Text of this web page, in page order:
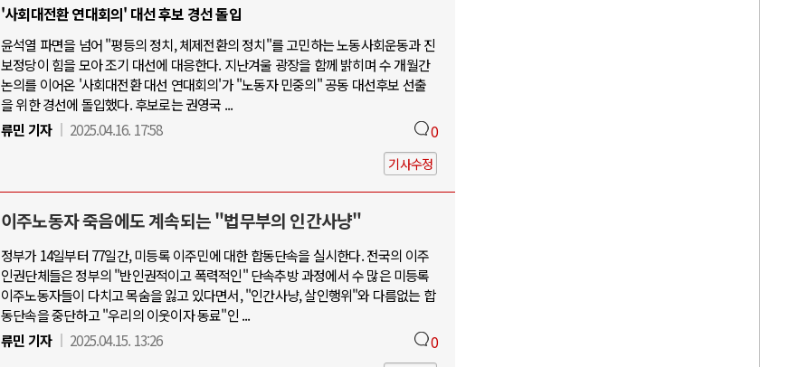
'사회대전환 연대회의' 대선 후보 경선 돌입
윤석열 파면을 넘어 "평등의 정치, 체제전환의 정치"를 고민하는 노동사회운동과 진
보정당이 힘을 모아 조기 대선에 대응한다. 지난겨울 광장을 함께 밝히며 수 개월간
논의를 이어온 '사회대전환 대선 연대회의'가 "노동자 민중의" 공동 대선후보 선출
을 위한 경선에 돌입했다. 후보로는 권영국 ...
류민 기자
2025.04.16. 17:58 0
기사수정
이주노동자 죽음에도 계속되는 "법무부의 인간사냥"
정부가 14일부터 77일간, 미등록 이주민에 대한 합동단속을 실시한다. 전국의 이주
인권단체들은 정부의 "반인권적이고 폭력적인" 단속추방 과정에서 수 많은 미등록
이주노동자들이 다치고 목숨을 잃고 있다면서, "인간사냥, 살인행위"와 다름없는 합
동단속을 중단하고 "우리의 이웃이자 동료"인 ...
류민 기자
2025.04.15. 13:26 0